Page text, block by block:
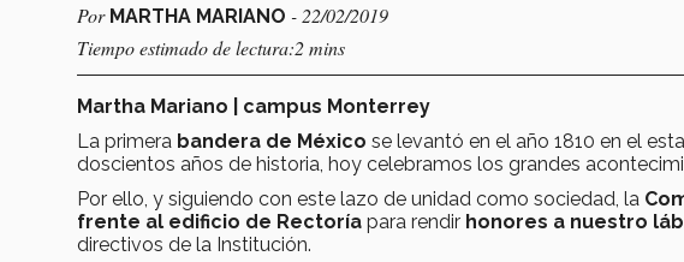
Por MARTHA MARIANO - 22/02/2019
Tiempo estimado de lectura:2 mins
Martha Mariano | campus Monterrey
La primera bandera de México se levantó en el año 1810 en el
doscientos años de historia, hoy celebramos los grandes
Por ello, y siguiendo con este lazo de unidad como sociedad, la
frente al edificio de Rectoría para rendir honores a nuestro
directivos de la Institución.